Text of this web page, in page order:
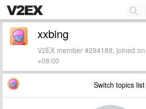
xxbing
V2EX member #294189, joined
+08:00
Switch topics list